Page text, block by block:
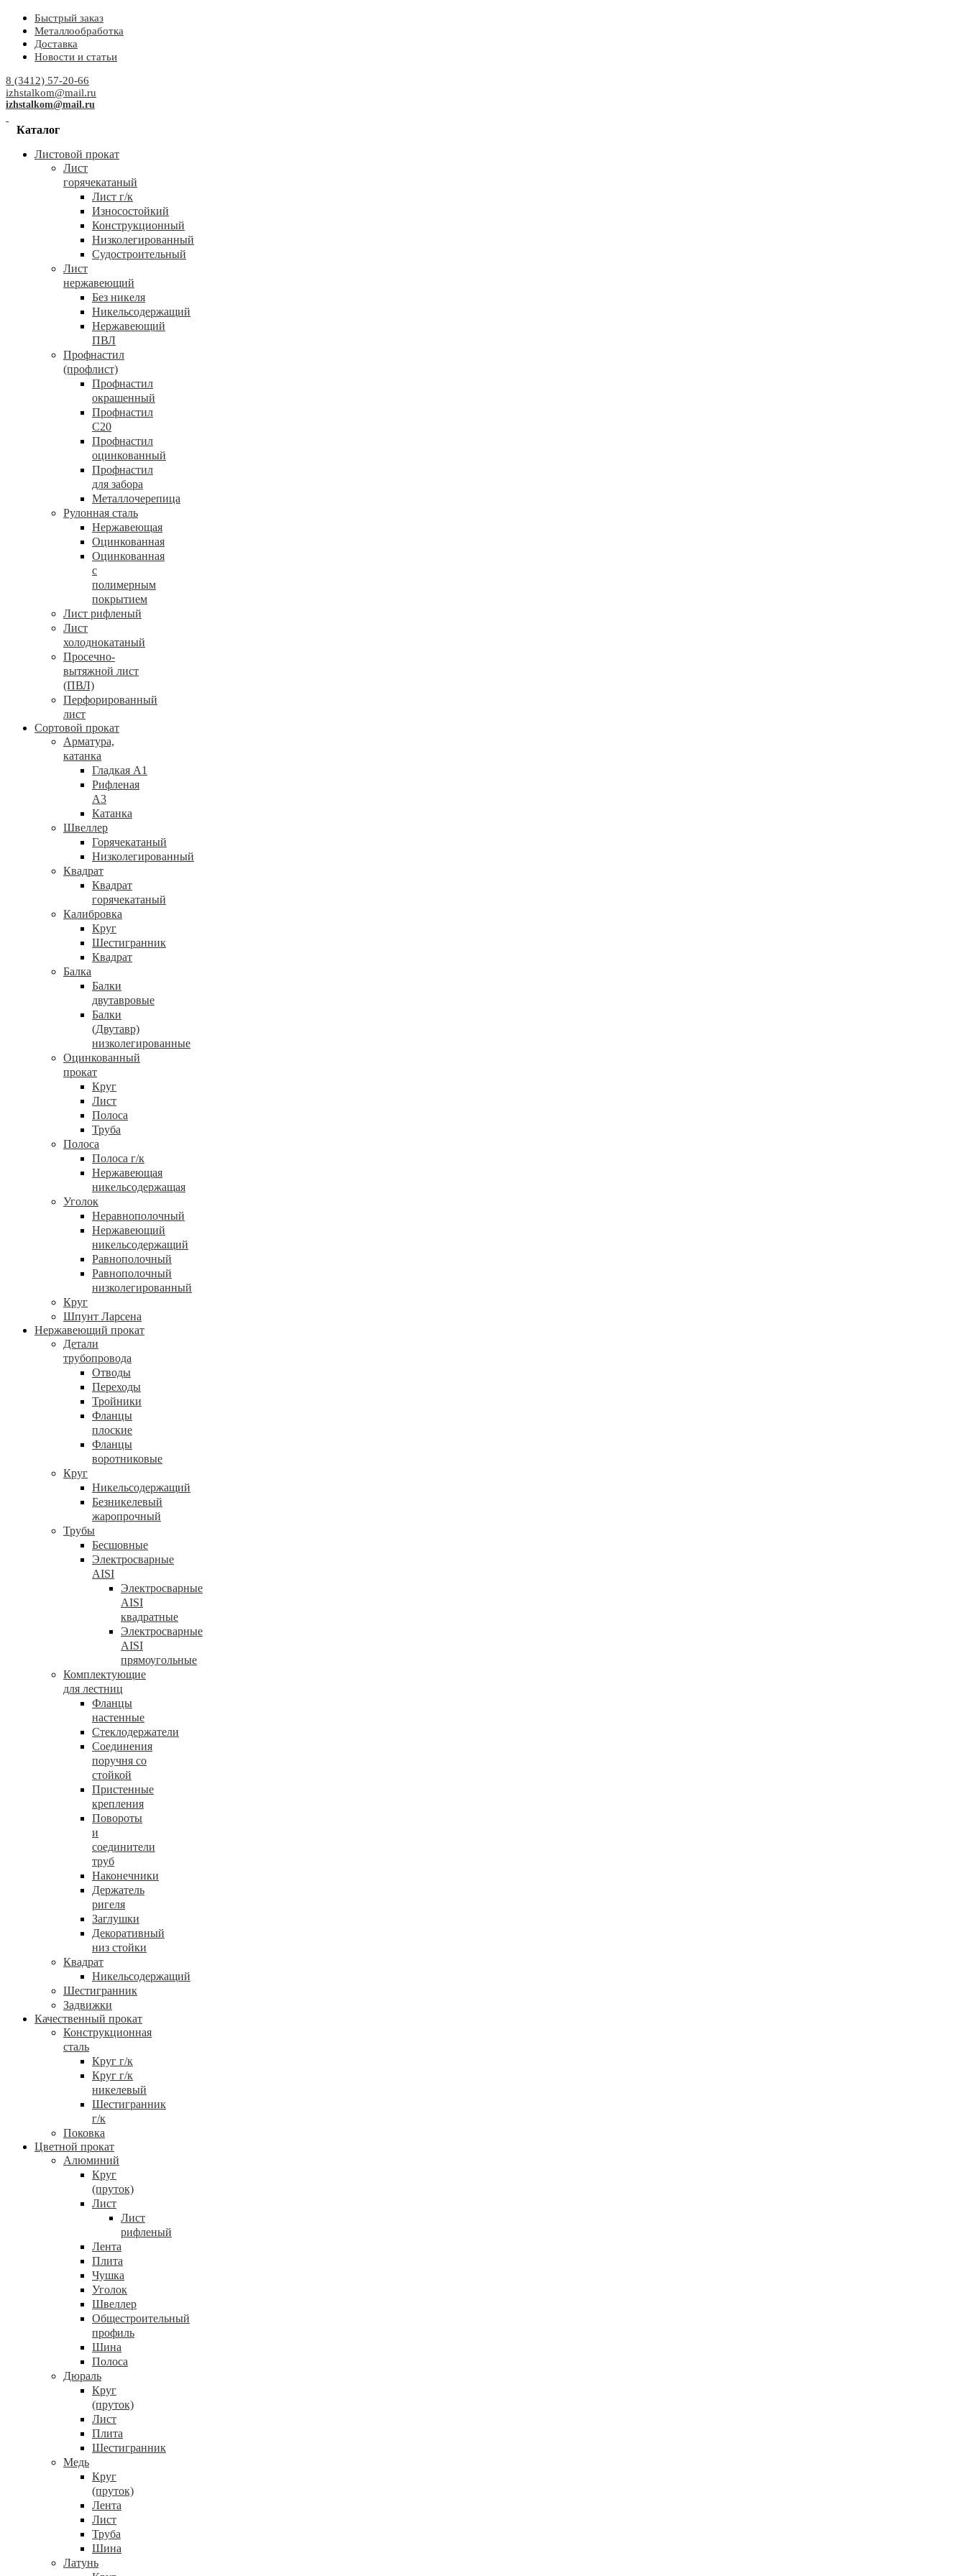
Быстрый заказ
Металлообработка
Доставка
Новости и статьи
8 (3412) 57-20-66
izhstalkom@mail.ru
izhstalkom@mail.ru
Каталог
Листовой прокат
Лист
горячекатаный
Лист г/к
Износостойкий
Конструкционный
Низколегированный
Судостроительный
Лист
нержавеющий
Без никеля
Никельсодержащий
Нержавеющий
ПВЛ
Профнастил
(профлист)
Профнастил
окрашенный
Профнастил
С20
Профнастил
оцинкованный
Профнастил
для забора
Металлочерепица
Рулонная сталь
Нержавеющая
Оцинкованная
Оцинкованная
с
полимерным
покрытием
Лист рифленый
Лист
холоднокатаный
Просечно-
вытяжной лист
(ПВЛ)
Перфорированный
лист
Сортовой прокат
Арматура,
катанка
Гладкая А1
Рифленая
А3
Катанка
Швеллер
Горячекатаный
Низколегированный
Квадрат
Квадрат
горячекатаный
Калибровка
Круг
Шестигранник
Квадрат
Балка
Балки
двутавровые
Балки
(Двутавр)
низколегированные
Оцинкованный
прокат
Круг
Лист
Полоса
Труба
Полоса
Полоса г/к
Нержавеющая
никельсодержащая
Уголок
Неравнополочный
Нержавеющий
никельсодержащий
Равнополочный
Равнополочный
низколегированный
Круг
Шпунт Ларсена
Нержавеющий прокат
Детали
трубопровода
Отводы
Переходы
Тройники
Фланцы
плоские
Фланцы
воротниковые
Круг
Никельсодержащий
Безникелевый
жаропрочный
Трубы
Бесшовные
Электросварные
AISI
Электросварные
AISI
квадратные
Электросварные
AISI
прямоугольные
Комплектующие
для лестниц
Фланцы
настенные
Стеклодержатели
Соединения
поручня со
стойкой
Пристенные
крепления
Повороты
и
соединители
труб
Наконечники
Держатель
ригеля
Заглушки
Декоративный
низ стойки
Квадрат
Никельсодержащий
Шестигранник
Задвижки
Качественный прокат
Конструкционная
сталь
Круг г/к
Круг г/к
никелевый
Шестигранник
г/к
Поковка
Цветной прокат
Алюминий
Круг
(пруток)
Лист
Лист
рифленый
Лента
Плита
Чушка
Уголок
Швеллер
Общестроительный
профиль
Шина
Полоса
Дюраль
Круг
(пруток)
Лист
Плита
Шестигранник
Медь
Круг
(пруток)
Лента
Лист
Труба
Шина
Латунь